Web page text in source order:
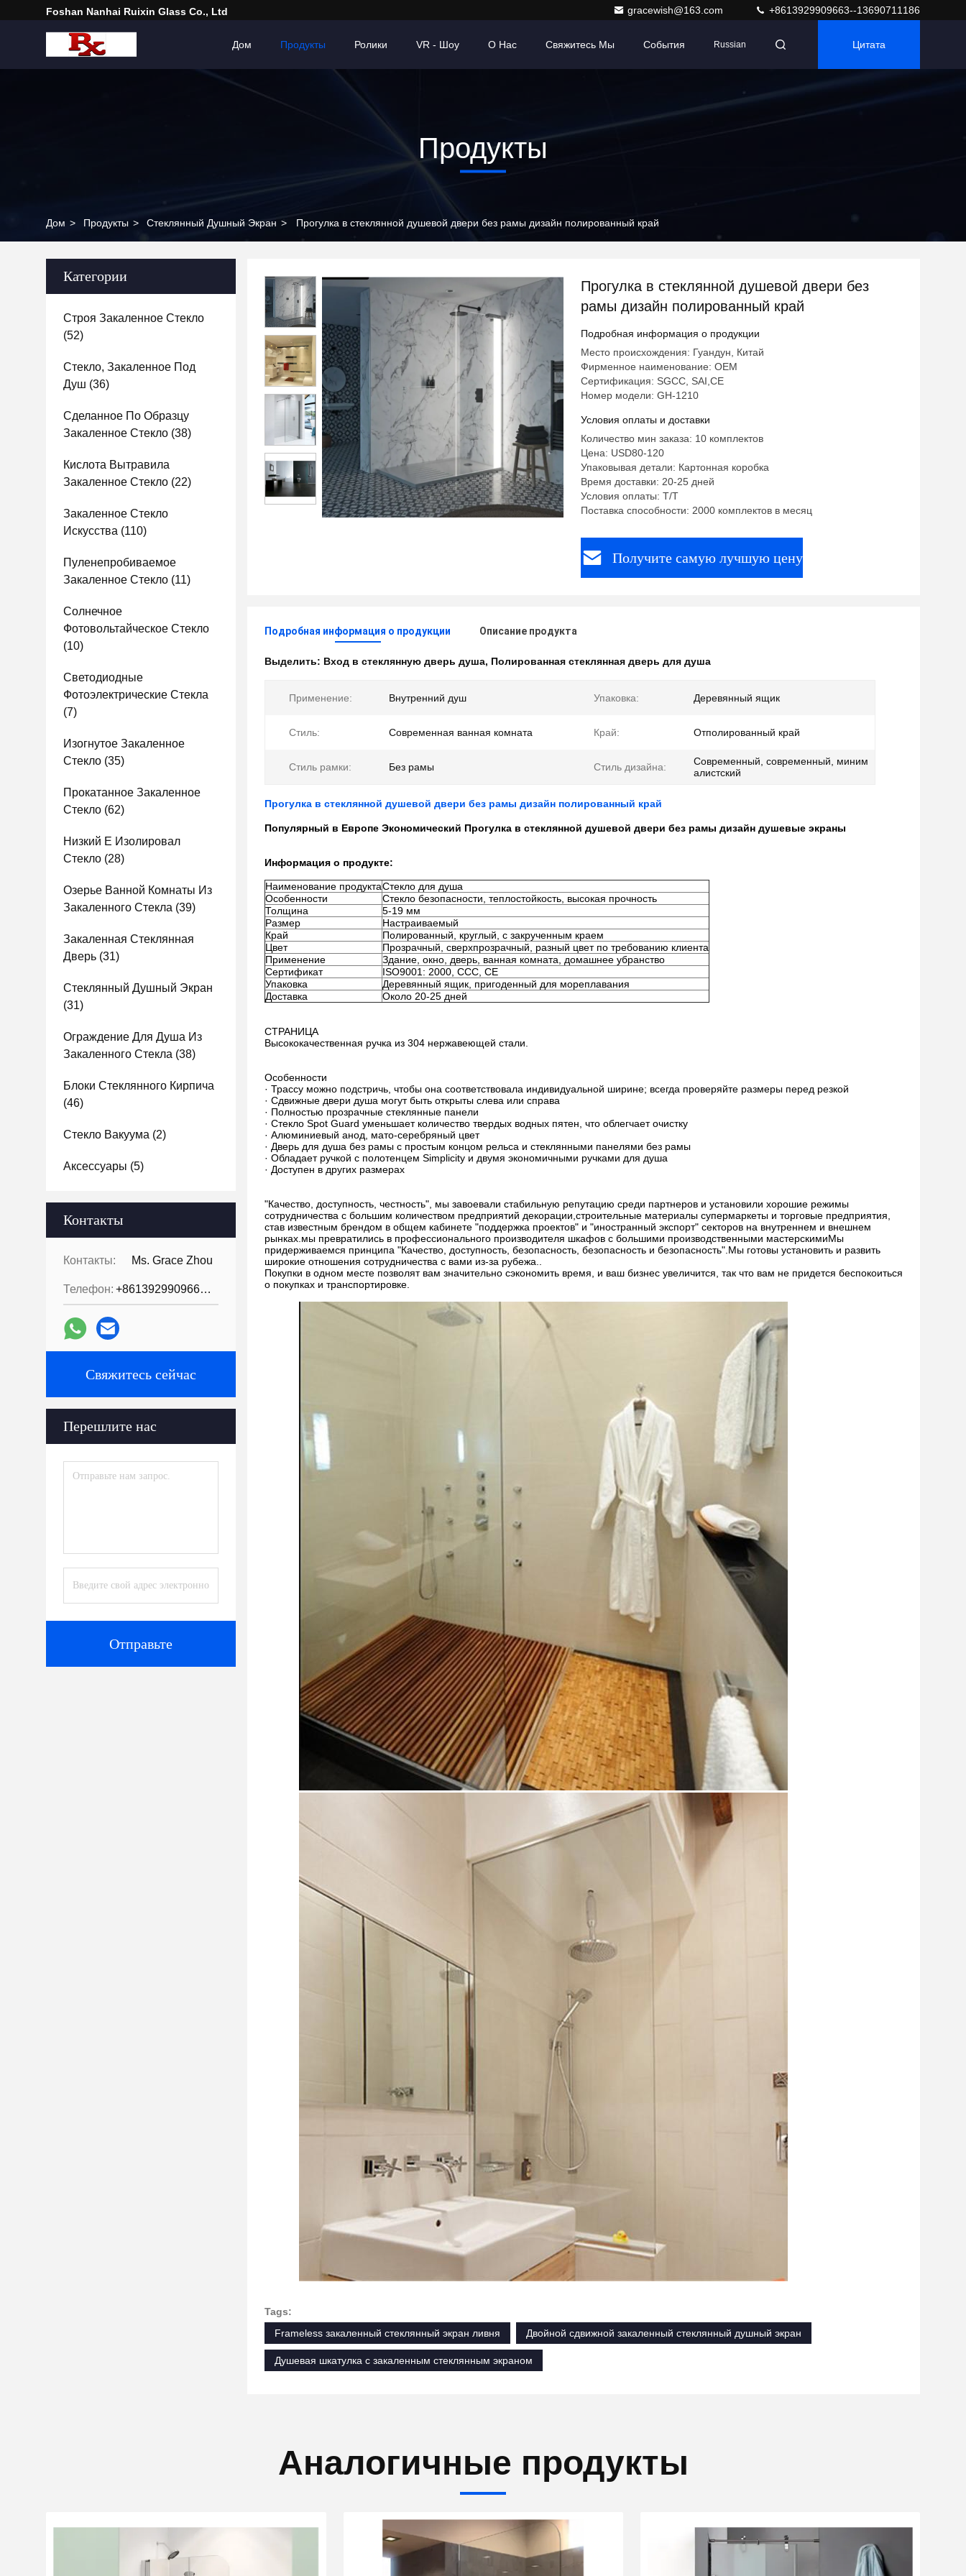
Foshan Nanhai Ruixin Glass Co., Ltd gracewish@163.com +8613929909663--13690711186
Дом Продукты Ролики VR - Шоу О Нас Свяжитесь Мы События Russian Цитата
Продукты
Дом > Продукты > Стеклянный Душный Экран > Прогулка в стеклянной душевой двери без рамы дизайн полированный край
Категории
Строя Закаленное Стекло
(52)
Стекло, Закаленное Под
Душ (36)
Сделанное По Образцу
Закаленное Стекло (38)
Кислота Вытравила
Закаленное Стекло (22)
Закаленное Стекло
Искусства (110)
Пуленепробиваемое
Закаленное Стекло (11)
Солнечное
Фотовольтайческое Стекло
(10)
Светодиодные
Фотоэлектрические Стекла
(7)
Изогнутое Закаленное
Стекло (35)
Прокатанное Закаленное
Стекло (62)
Низкий E Изолировал
Стекло (28)
Озерье Ванной Комнаты Из
Закаленного Стекла (39)
Закаленная Стеклянная
Дверь (31)
Стеклянный Душный Экран
(31)
Ограждение Для Душа Из
Закаленного Стекла (38)
Блоки Стеклянного Кирпича
(46)
Стекло Вакуума (2)
Аксессуары (5)
Контакты
Контакты: Ms. Grace Zhou
Телефон: +8613929909663--13690711186
Свяжитесь сейчас
Перешлите нас
Отправьте
Прогулка в стеклянной душевой двери без
рамы дизайн полированный край
Подробная информация о продукции
Место происхождения: Гуандун, Китай
Фирменное наименование: OEM
Сертификация: SGCC, SAI,CE
Номер модели: GH-1210
Условия оплаты и доставки
Количество мин заказа: 10 комплектов
Цена: USD80-120
Упаковывая детали: Картонная коробка
Время доставки: 20-25 дней
Условия оплаты: T/T
Поставка способности: 2000 комплектов в месяц
Получите самую лучшую цену
Подробная информация о продукции Описание продукта
Выделить: Вход в стеклянную дверь душа, Полированная стеклянная дверь для душа
Применение: Внутренний душ Упаковка: Деревянный ящик
Стиль: Современная ванная комната Край: Отполированный край
Стиль рамки: Без рамы Стиль дизайна:
Современный, современный, миним
алистский
Прогулка в стеклянной душевой двери без рамы дизайн полированный край
Популярный в Европе Экономический Прогулка в стеклянной душевой двери без рамы дизайн душевые экраны
Информация о продукте:
Наименование продуктаСтекло для душа
Особенности
Стекло безопасности, теплостойкость, высокая прочность
Толщина
5-19 мм
Размер
Настраиваемый
Край
Полированный, круглый, с закрученным краем
Цвет
Прозрачный, сверхпрозрачный, разный цвет по требованию клиента
Применение
Здание, окно, дверь, ванная комната, домашнее убранство
Сертификат
ISO9001: 2000, CCC, CE
Упаковка
Деревянный ящик, пригоденный для мореплавания
Доставка
Около 20-25 дней
СТРАНИЦА
Высококачественная ручка из 304 нержавеющей стали.
Особенности
· Трассу можно подстричь, чтобы она соответствовала индивидуальной ширине; всегда проверяйте размеры перед резкой
· Сдвижные двери душа могут быть открыты слева или справа
· Полностью прозрачные стеклянные панели
· Стекло Spot Guard уменьшает количество твердых водных пятен, что облегчает очистку
· Алюминиевый анод, мато-серебряный цвет
· Дверь для душа без рамы с простым концом рельса и стеклянными панелями без рамы
· Обладает ручкой с полотенцем Simplicity и двумя экономичными ручками для душа
· Доступен в других размерах
"Качество, доступность, честность", мы завоевали стабильную репутацию среди партнеров и установили хорошие режимы
сотрудничества с большим количеством предприятий декорации,строительные материалы супермаркеты и торговые предприятия,
став известным брендом в общем кабинете "поддержка проектов" и "иностранный экспорт" секторов на внутреннем и внешнем
рынках.мы превратились в профессионального производителя шкафов с большими производственными мастерскимиМы
придерживаемся принципа "Качество, доступность, безопасность, безопасность и безопасность".Мы готовы установить и развить
широкие отношения сотрудничества с вами из-за рубежа..
Покупки в одном месте позволят вам значительно сэкономить время, и ваш бизнес увеличится, так что вам не придется беспокоиться
о покупках и транспортировке.
Tags:
Frameless закаленный стеклянный экран ливня
Двойной сдвижной закаленный стеклянный душный экран
Душевая шкатулка с закаленным стеклянным экраном
Аналогичные продукты